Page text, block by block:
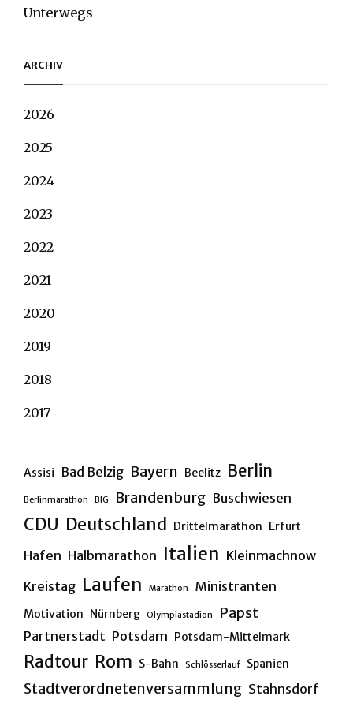
Unterwegs
ARCHIV
2026
2025
2024
2023
2022
2021
2020
2019
2018
2017
Assisi Bad Belzig Bayern Beelitz Berlin
Berlinmarathon BIG Brandenburg Buschwiesen
CDU Deutschland Drittelmarathon Erfurt
Hafen Halbmarathon Italien Kleinmachnow
Kreistag Laufen Marathon Ministranten
Motivation Nürnberg Olympiastadion Papst
Partnerstadt Potsdam Potsdam-Mittelmark
Radtour Rom S-Bahn Schlösserlauf Spanien
Stadtverordnetenversammlung Stahnsdorf